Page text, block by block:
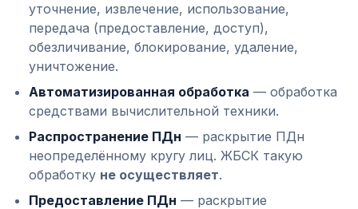
уточнение, извлечение, использование,
передача (предоставление, доступ),
обезличивание, блокирование, удаление,
уничтожение.
Автоматизированная обработка — обработка
средствами вычислительной техники.
Распространение ПДн — раскрытие ПДн
неопределённому кругу лиц. ЖБСК такую
обработку не осуществляет.
Предоставление ПДн — раскрытие